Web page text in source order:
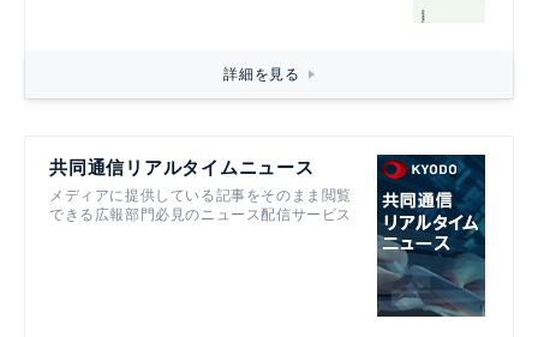
詳細を見る
共同通信リアルタイムニュース
メディアに提供している記事をそのまま閲覧
できる広報部門必見のニュース配信サービス